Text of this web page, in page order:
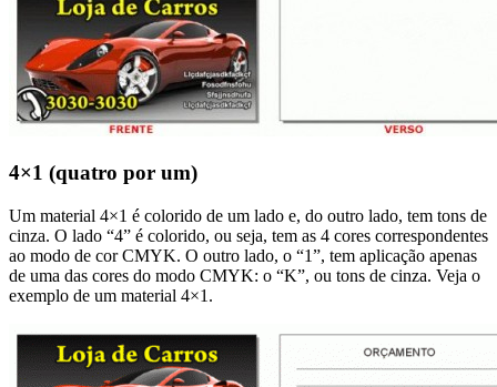
4×1 (quatro por um)
Um material 4×1 é colorido de um lado e, do outro lado, tem tons de
cinza. O lado “4” é colorido, ou seja, tem as 4 cores correspondentes
ao modo de cor CMYK. O outro lado, o “1”, tem aplicação apenas
de uma das cores do modo CMYK: o “K”, ou tons de cinza. Veja o
exemplo de um material 4×1.